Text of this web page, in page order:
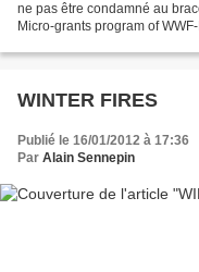
ne pas être condamné au
Micro-grants program of
WINTER FIRES
Publié le 16/01/2012 à 17:36
Par Alain Sennepin